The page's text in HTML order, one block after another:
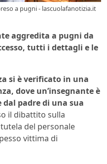
a pugni - lascuolafanotizia.it
aggredita a pugni da
tutti i dettagli e le
si è verificato in una
dove un’insegnante è
padre di una sua
il dibattito sulla
del personale
vittima di